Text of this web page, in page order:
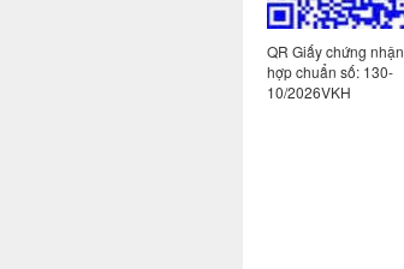
QR Giấy chứng nhận
hợp chuẩn số: 130-
10/2026VKH